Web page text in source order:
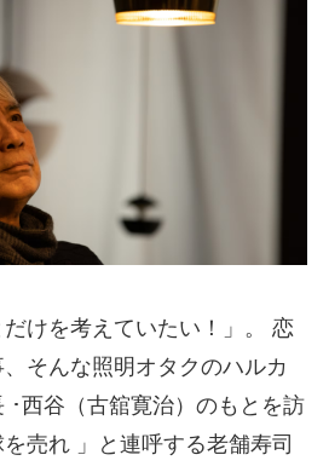
だけを考えていたい！」。 恋
そんな照明オタクのハルカ
･西谷（古舘寛治）のもとを訪
売れ 」と連呼する老舗寿司